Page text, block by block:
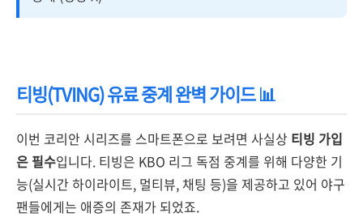
티빙(TVING) 유료 중계 완벽 가이드 📊
이번 코리안 시리즈를 스마트폰으로 보려면 사실상 티빙 가입
은 필수입니다. 티빙은 KBO 리그 독점 중계를 위해 다양한 기
능(실시간 하이라이트, 멀티뷰, 채팅 등)을 제공하고 있어 야구
팬들에게는 애증의 존재가 되었죠.